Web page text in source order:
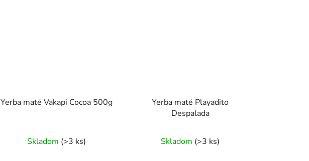
Yerba maté Vakapi Cocoa 500g
hodnotenie
Skladom (>3 ks)
Yerba maté Playadito
Despalada
hodnotenie
Skladom (>3 ks)